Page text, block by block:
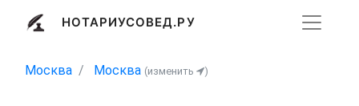
НОТАРИУСОВЕД.РУ
Москва Москва (изменить )